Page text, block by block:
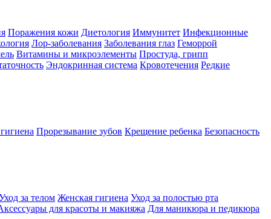
Поражения кожи Диетология Иммунитет Инфекционные
Лор-заболевания Заболевания глаз Геморрой
Витамины и микроэлементы Простуда, грипп
Эндокринная система Кровотечения Редкие
Прорезывание зубов Крещение ребенка Безопасность
за телом Женская гигиена Уход за полостью рта
для красоты и макияжа Для маникюра и педикюра